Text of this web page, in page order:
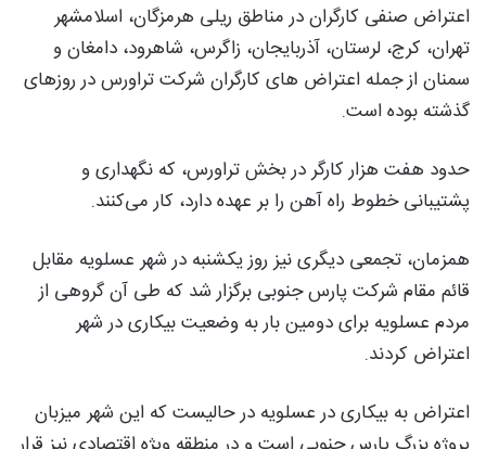
اعتراض صنفی کارگران در مناطق ریلی هرمزگان، اسلامشهر
تهران، کرج، لرستان، آذربایجان، زاگرس، شاهرود، دامغان و
سمنان از جمله اعتراض های کارگران شرکت تراورس در روزهای
گذشته بوده است.
حدود هفت هزار کارگر در بخش تراورس، که نگهداری و
پشتیبانی خطوط راه آهن را بر عهده دارد، کار می‌کنند.
همزمان، تجمعی دیگری نیز روز یکشنبه در شهر عسلویه مقابل
قائم مقام شرکت پارس جنوبی برگزار شد که طی آن گروهی از
مردم عسلویه برای دومین بار به وضعیت بیکاری در شهر
اعتراض کردند.
اعتراض به بیکاری در عسلویه در حالیست که این شهر میزبان